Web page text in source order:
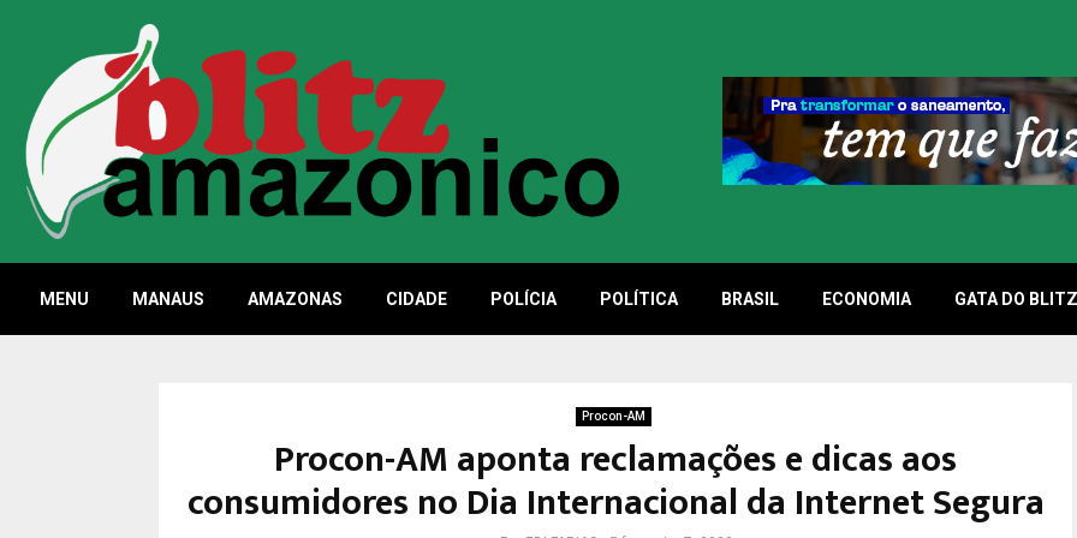
MENU MANAUS AMAZONAS CIDADE POLÍCIA POLÍTICA BRASIL ECONOMIA GATA DO BLITZ
Procon-AM
Procon-AM aponta reclamações e dicas aos
consumidores no Dia Internacional da Internet Segura